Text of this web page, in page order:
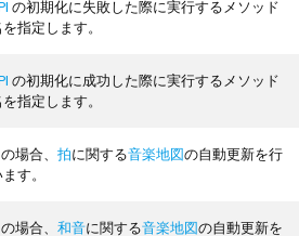
の初期化に失敗した際に実行するメソッド
指定します。
の初期化に成功した際に実行するメソッド
指定します。
の場合、拍に関する音楽地図の自動更新を行
す。
の場合、和音に関する音楽地図の自動更新を